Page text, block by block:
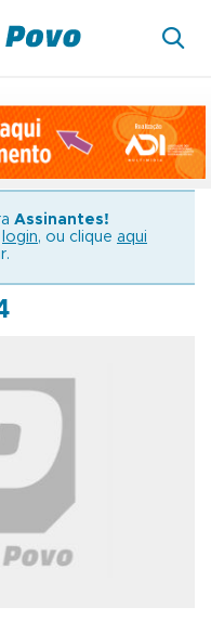
Assinantes!
login, ou clique aqui